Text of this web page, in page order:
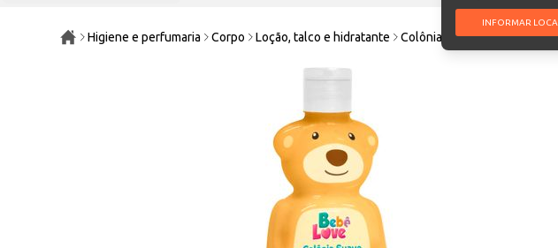
INFORMAR
Higiene e perfumaria Corpo Loção, talco e hidratante Colônia Infantil Bebê Love